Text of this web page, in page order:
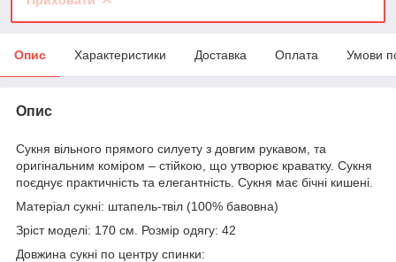
Опис Характеристики Доставка Оплата Умови
Опис
Сукня вільного прямого силуету з довгим рукавом, та
оригінальним коміром – стійкою, що утворює краватку. Сукня
поєднує практичність та елегантність. Сукня має бічні кишені.
Матеріал сукні: штапель-твіл (100% бавовна)
Зріст моделі: 170 см. Розмір одягу: 42
Довжина сукні по центру спинки: